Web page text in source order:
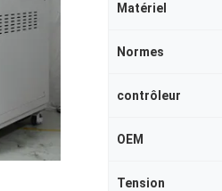
Matériel
Normes
contrôleur
OEM
Tension